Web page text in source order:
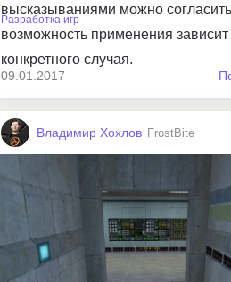
высказываниями можно
возможность применения зависит
конкретного случая.
Разработка игр
09.01.2017
Владимир Хохлов FrostBite